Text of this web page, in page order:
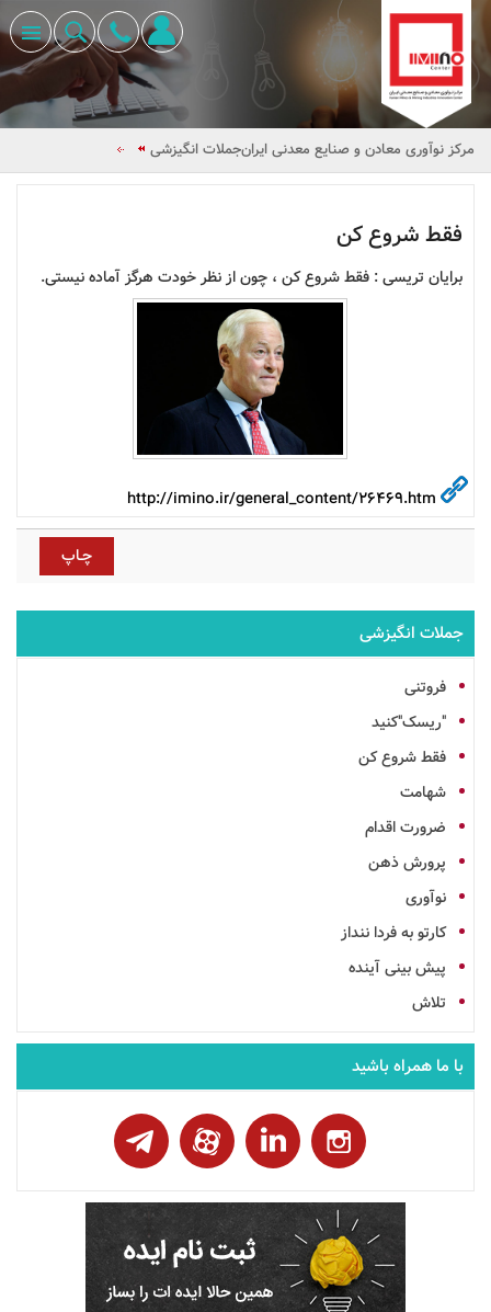
مرکز نوآوری معادن و صنایع معدنی ایرانجملات انگیزشی
فقط شروع کن
برایان تریسی : فقط شروع کن ، چون از نظر خودت هرگز آماده نیستی.
جملات انگیزشی
فروتنی
"ریسک"کنید
فقط شروع کن
شهامت
ضرورت اقدام
پرورش ذهن
نوآوری
کارتو به فردا ننداز
پیش بینی آینده
تلاش
با ما همراه باشید